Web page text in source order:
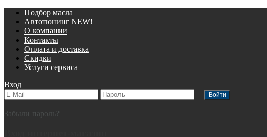
Подбор масла
Автотюнинг NEW!
О компании
Контакты
Оплата и доставка
Скидки
Услуги сервиса
Вход
Забыли пароль?